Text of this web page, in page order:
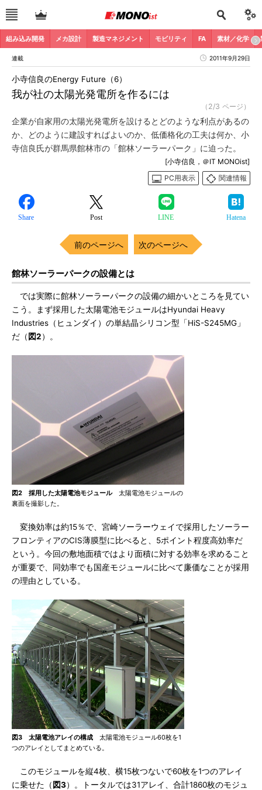
組み込み開発 メカ設計 製造マネジメント モビリティ FA 素材／化学
連載 2011年9月29日
我が社の太陽光発電所を作るには
小寺信良のEnergy Future（6）
（2/3 ページ）
企業が自家用の太陽光発電所を設けるとどのような利点があるの
か、どのように建設すればよいのか、低価格化の工夫は何か、小
寺信良氏が群馬県館林市の「館林ソーラーパーク」に迫った。
[小寺信良，＠IT MONOist]
PC用表示
関連情報
Share Post LINE Hatena
前のページへ 次のページへ
館林ソーラーパークの設備とは
では実際に館林ソーラーパークの設備の細かいところを見てい
こう。まず採用した太陽電池モジュールはHyundai Heavy
Industries（ヒュンダイ）の単結晶シリコン型「HiS-S245MG」
だ（ 図2）。
図2 採用した太陽電池モジュール太陽電池モジュールの
裏面を撮影した。
変換効率は約15％で、宮崎ソーラーウェイで採用したソーラー
フロンティアのCIS薄膜型に比べると、5ポイント程度高効率だ
という。今回の敷地面積ではより面積に対する効率を求めること
が重要で、同効率でも国産モジュールに比べて廉価なことが採用
の理由としている。
図3 太陽電池アレイの構成 太陽電池モジュール60枚を1
つのアレイとしてまとめている。
このモジュールを縦4枚、横15枚つないで60枚を1つのアレイ
に乗せた（ 図3）。トータルでは31アレイ、合計1860枚のモジュ